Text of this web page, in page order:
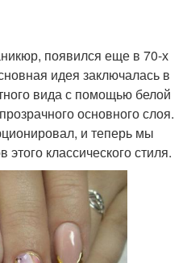
появился еще в 70-х
идея заключалась в
вида с помощью белой
основного слоя.
и теперь мы
классического стиля.